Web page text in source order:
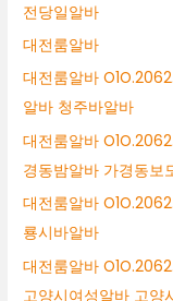
전당일알바
대전룸알바
대전룸알바
알바 청주바알바
대전룸알바
경동밤알바 가경동보
대전룸알바
룡시바알바
대전룸알바
고양시여성알바 고양